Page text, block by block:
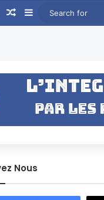
In
Random Article
Sidebar
Nous